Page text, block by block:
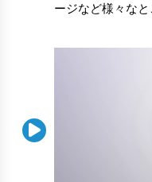
ージなど様々なと
